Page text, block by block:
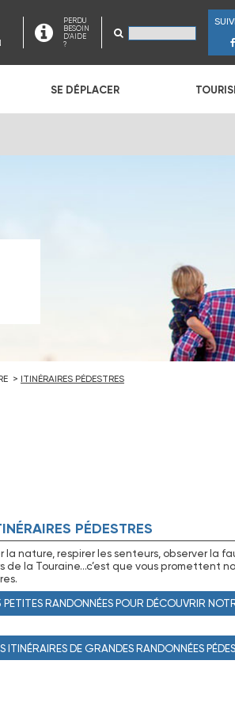
PERDU
BESOIN
D'AIDE
?
SE DÉPLACER
ITINÉRAIRES PÉDESTRES
PÉDESTRES
la nature, respirer les senteurs, observer la
de la Touraine…c’est que vous promettent
PETITES RANDONNÉES POUR DÉCOUVRIR
ITINÉRAIRES DE GRANDES RANDONNÉES